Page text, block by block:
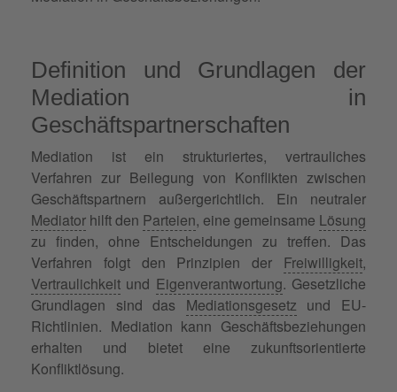
Definition und Grundlagen der
Mediation in
Geschäftspartnerschaften
Mediation ist ein strukturiertes, vertrauliches
Verfahren zur Beilegung von Konflikten zwischen
Geschäftspartnern außergerichtlich. Ein neutraler
Mediator hilft den Parteien, eine gemeinsame Lösung
zu finden, ohne Entscheidungen zu treffen. Das
Verfahren folgt den Prinzipien der Freiwilligkeit,
Vertraulichkeit und Eigenverantwortung. Gesetzliche
Grundlagen sind das Mediationsgesetz und EU-
Richtlinien. Mediation kann Geschäftsbeziehungen
erhalten und bietet eine zukunftsorientierte
Konfliktlösung.